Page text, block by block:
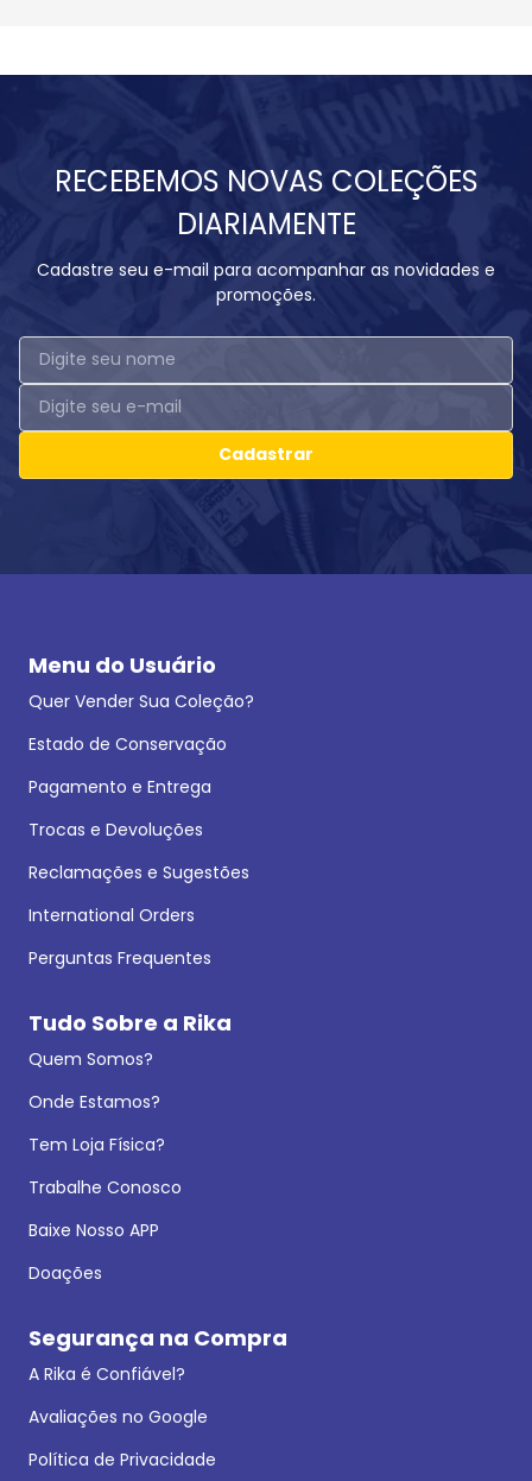
RECEBEMOS NOVAS COLEÇÕES
DIARIAMENTE
Cadastre seu e-mail para acompanhar as novidades e
promoções.
Cadastrar
Menu do Usuário
Quer Vender Sua Coleção?
Estado de Conservação
Pagamento e Entrega
Trocas e Devoluções
Reclamações e Sugestões
International Orders
Perguntas Frequentes
Tudo Sobre a Rika
Quem Somos?
Onde Estamos?
Tem Loja Física?
Trabalhe Conosco
Baixe Nosso APP
Doações
Segurança na Compra
A Rika é Confiável?
Avaliações no Google
Política de Privacidade